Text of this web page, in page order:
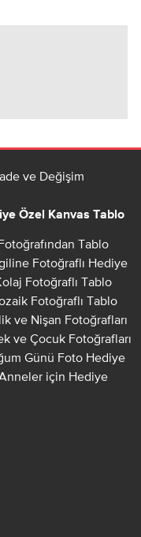
ve Değişim
Özel Kanvas Tablo
Tablo
Fotoğraflı Hediye
Fotoğraflı Tablo
Fotoğraflı Tablo
ve Nişan Fotoğrafları
ve Çocuk Fotoğrafları
Günü Foto Hediye
için Hediye